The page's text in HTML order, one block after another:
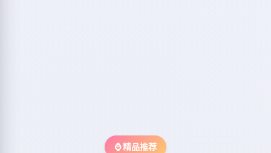
⌚ 精品推荐